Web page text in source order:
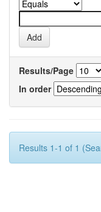
Results/Page
In order
Results 1-1 of 1